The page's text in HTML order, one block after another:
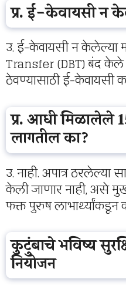
प्र. ई-केवायसी न
उ. ई-केवायसी न केलेल्या
Transfer (DBT) बंद
ठेवण्यासाठी ई-
प्र. आधी मिळालेले
लागतील का?
उ. नाही. अपात्र ठरलेल्या
केली जाणार नाही, असे
फक्त पुरुष
कुटुंबाचे भविष्य
नियोजन